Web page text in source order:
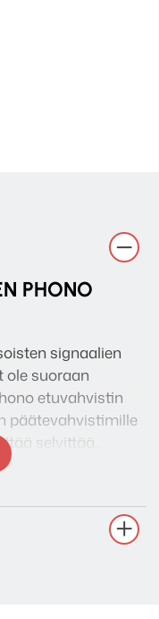
PHONO
signaalien
suoraan
etuvahvistin
päätevahvistimille
selvittää,
tästä saattaa
pystyisi tuottamaan